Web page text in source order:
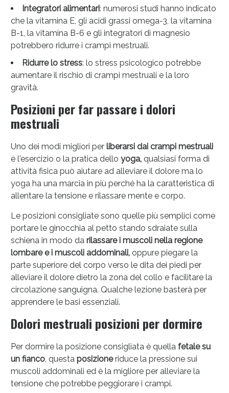
Integratori alimentari: numerosi studi hanno indicato
che la vitamina E, gli acidi grassi omega-3, la vitamina
B-1, la vitamina B-6 e gli integratori di magnesio
potrebbero ridurre i crampi mestruali.
Ridurre lo stress: lo stress psicologico potrebbe
aumentare il rischio di crampi mestruali e la loro
gravità.
Posizioni per far passare i dolori
mestruali
Uno dei modi migliori per liberarsi dai crampi mestruali
è l'esercizio o la pratica dello yoga,qualsiasi forma di
attività fisica può aiutare ad alleviare il dolore ma lo
yoga ha una marcia in più perché ha la caratteristica di
allentare la tensione e rilassare mente e corpo.
Le posizioni consigliate sono quelle più semplici come
portare le ginocchia al petto stando sdraiate sulla
schiena in modo da rilassare i muscoli nella regione
lombare e i muscoli addominali,oppure piegare la
parte superiore del corpo verso le dita dei piedi per
alleviare il dolore dietro la zona del collo e facilitare la
circolazione sanguigna. Qualche lezione basterà per
apprendere le basi essenziali.
Dolori mestruali posizioni per dormire
Per dormire la posizione consigliata è quella fetale su
un fianco, questa posizioneriduce la pressione sui
muscoli addominali ed è la migliore per alleviare la
tensione che potrebbe peggiorare i crampi.
Vie Urinarie e Prostata: Sconti fino al 45% oggi!
oggi!